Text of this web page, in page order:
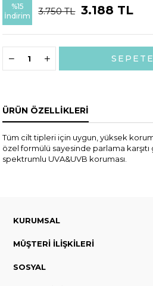
%15
İndirim
3.750 TL 3.188 TL
ÜRÜN ÖZELLIKLERI
Tüm cilt tipleri için uygun, yüksek
özel formülü sayesinde parlama
spektrumlu UVA&UVB koruması.
KURUMSAL
MÜŞTERİ İLİŞKİLERİ
SOSYAL